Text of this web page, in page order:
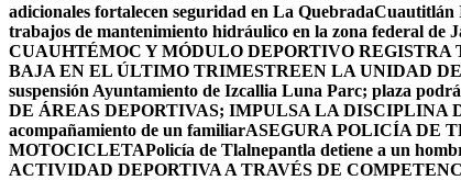
adicionales fortalecen seguridad en La QuebradaCuautitlán
trabajos de mantenimiento hidráulico en la zona federal de
CUAUHTÉMOC Y MÓDULO DEPORTIVO REGISTRA
BAJA EN EL ÚLTIMO TRIMESTREEN LA UNIDAD
suspensión Ayuntamiento de Izcallia Luna Parc; plaza
DE ÁREAS DEPORTIVAS; IMPULSA LA DISCIPLINA
acompañamiento de un familiarASEGURA POLICÍA DE
MOTOCICLETAPolicía de Tlalnepantla detiene a un
ACTIVIDAD DEPORTIVA A TRAVÉS DE